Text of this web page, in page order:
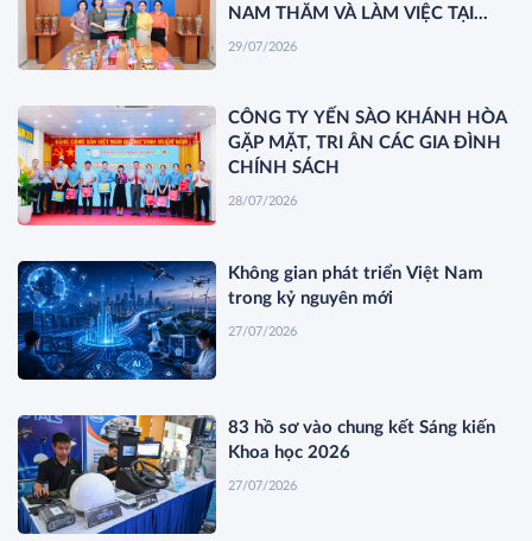
NAM THĂM VÀ LÀM VIỆC TẠI
YẾN SÀO KHÁNH HÒA
29/07/2026
CÔNG TY YẾN SÀO KHÁNH HÒA
GẶP MẶT, TRI ÂN CÁC GIA ĐÌNH
CHÍNH SÁCH
28/07/2026
Không gian phát triển Việt Nam
trong kỷ nguyên mới
27/07/2026
83 hồ sơ vào chung kết Sáng kiến
Khoa học 2026
27/07/2026